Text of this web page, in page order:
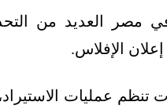
مصر العديد من
الإفلاس.
عمليات